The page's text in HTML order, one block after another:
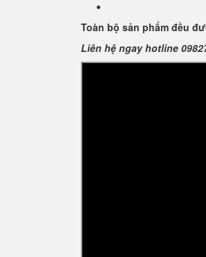
Toàn bộ sản phẩm đều
Liên hệ ngay hotline